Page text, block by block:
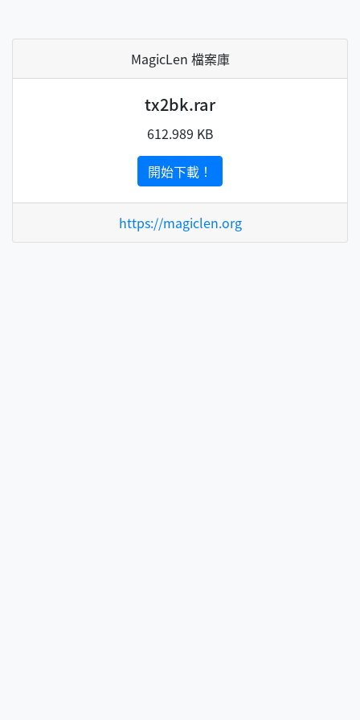
MagicLen 檔案庫
tx2bk.rar
612.989 KB
開始下載！
https://magiclen.org